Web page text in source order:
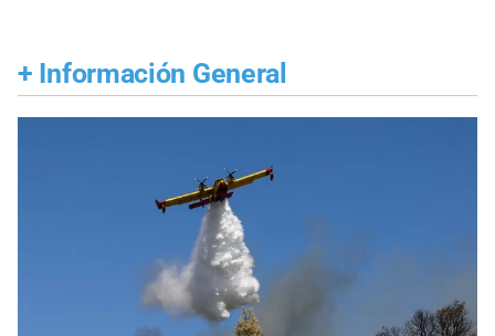
+ Información General